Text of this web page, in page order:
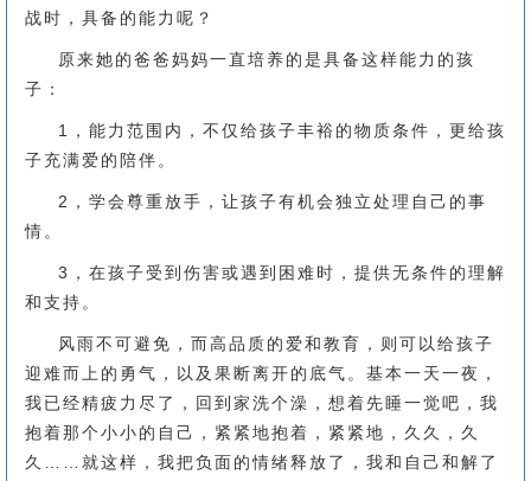
战时，具备的能力呢？
原来她的爸爸妈妈一直培养的是具备这样能力的孩
子：
1，能力范围内，不仅给孩子丰裕的物质条件，更给孩
子充满爱的陪伴。
2，学会尊重放手，让孩子有机会独立处理自己的事
情。
3，在孩子受到伤害或遇到困难时，提供无条件的理解
和支持。
风雨不可避免，而高品质的爱和教育，则可以给孩子
迎难而上的勇气，以及果断离开的底气。基本一天一夜，
我已经精疲力尽了，回到家洗个澡，想着先睡一觉吧，我
抱着那个小小的自己，紧紧地抱着，紧紧地，久久，久
久……就这样，我把负面的情绪释放了，我和自己和解了